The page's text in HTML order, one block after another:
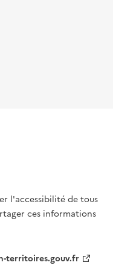
l'accessibilité de tous
ces informations
territoires.gouv.fr